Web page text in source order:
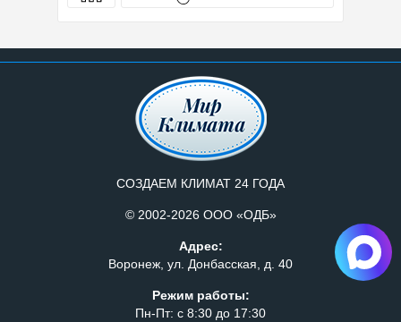
СОЗДАЕМ КЛИМАТ 24 ГОДА
© 2002-2026 ООО «ОДБ»
Адрес:
Воронеж, ул. Донбасская, д. 40
Режим работы:
Пн-Пт: с 8:30 до 17:30